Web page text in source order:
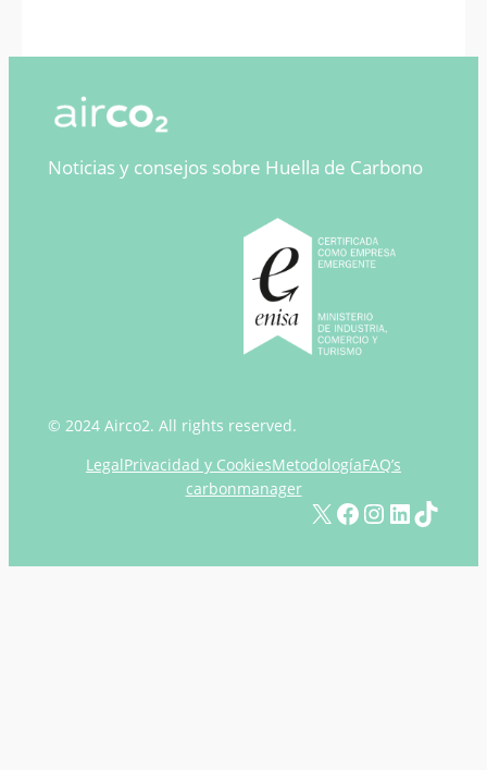
Noticias y consejos sobre Huella de Carbono
© 2024 Airco2. All rights reserved.
LegalPrivacidad y CookiesMetodologíaFAQ’s
carbonmanager
X Facebook InstagramLinkedIn TikTok